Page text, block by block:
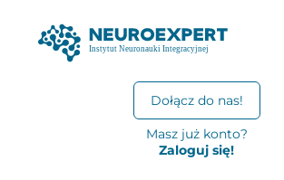
Dołącz do nas!
Masz już konto?
Zaloguj się!